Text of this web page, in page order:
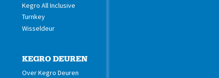
Kegro All Inclusive
Turnkey
Wisseldeur
KEGRO DEUREN
Over Kegro Deuren